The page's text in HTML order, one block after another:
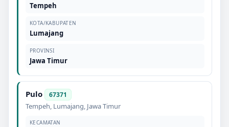
Tempeh
KOTA/KABUPATEN
Lumajang
PROVINSI
Jawa Timur
Pulo 67371
Tempeh, Lumajang, Jawa Timur
KECAMATAN